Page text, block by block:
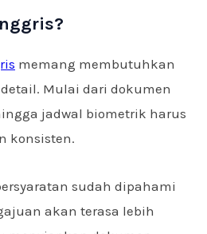
memang membutuhkan
Mulai dari dokumen
jadwal biometrik harus
konsisten.
sudah dipahami
akan terasa lebih